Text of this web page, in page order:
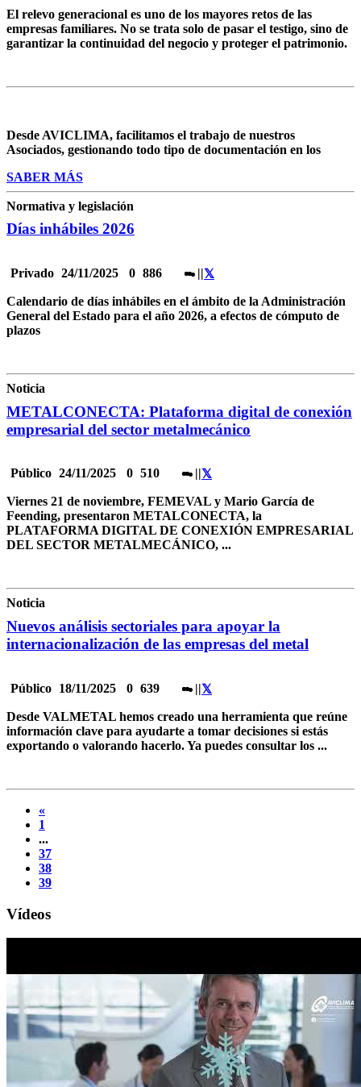
El relevo generacional es uno de los mayores retos de las
empresas familiares. No se trata solo de pasar el testigo, sino de
garantizar la continuidad del negocio y proteger el patrimonio.
Desde AVICLIMA, facilitamos el trabajo de nuestros
Asociados, gestionando todo tipo de documentación en los
SABER MÁS
Normativa y legislación
Días inhábiles 2026
Privado 24/11/2025 0 886 ||
Calendario de días inhábiles en el ámbito de la Administración
General del Estado para el año 2026, a efectos de cómputo de
plazos
Noticia
METALCONECTA: Plataforma digital de conexión
empresarial del sector metalmecánico
Público 24/11/2025 0 510
Viernes 21 de noviembre, FEMEVAL y Mario García de
Feending, presentaron METALCONECTA, la
PLATAFORMA DIGITAL DE CONEXIÓN EMPRESARIAL
DEL SECTOR METALMECÁNICO, ...
Noticia
Nuevos análisis sectoriales para apoyar la
internacionalización de las empresas del metal
Público 18/11/2025 0 639 ||
Desde VALMETAL hemos creado una herramienta que reúne
información clave para ayudarte a tomar decisiones si estás
exportando o valorando hacerlo. Ya puedes consultar los ...
«
1
...
37
38
39
Vídeos